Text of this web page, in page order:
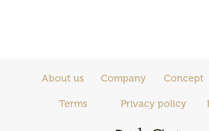
About us Company Concept
Terms Privacy policy